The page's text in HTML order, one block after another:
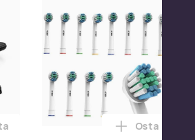
ostoskoriinlaukun järjestäjä, jossa
- Kasvojen Hoitoharja Ilman
Kärcher SE 3 Compact Home *EU
Lisää 12-
Osta